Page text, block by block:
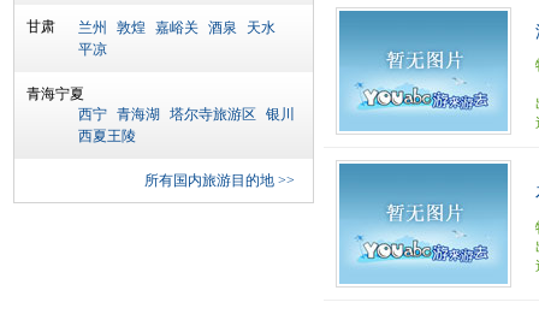
甘肃 兰州 敦煌 嘉峪关 酒泉
天水
平凉
青海宁夏
西宁 青海湖 塔尔寺旅游区
银川
西夏王陵
所有国内旅游目的地 >>